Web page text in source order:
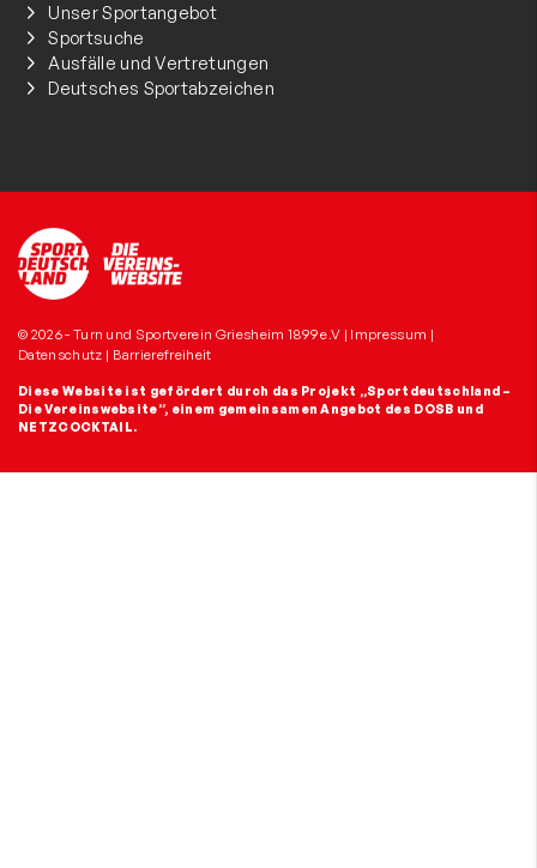
Unser Sportangebot
Sportsuche
Ausfälle und Vertretungen
Deutsches Sportabzeichen
© 2026 - Turn und Sportverein Griesheim 1899 e.V | Impressum |
Datenschutz | Barrierefreiheit
Diese Website ist gefördert durch das Projekt „Sportdeutschland –
Die Vereinswebsite”, einem gemeinsamen Angebot des DOSB und
NETZCOCKTAIL.